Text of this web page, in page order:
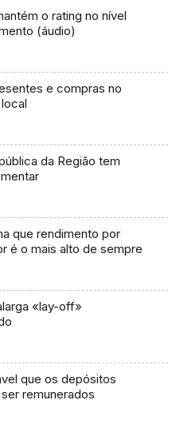
o rating no nível
(áudio)
e compras no
da Região tem
que rendimento por
é o mais alto de sempre
«lay-off»
que os depósitos
remunerados